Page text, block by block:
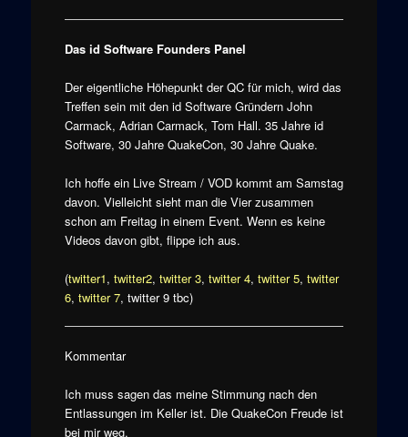
Das id Software Founders Panel
Der eigentliche Höhepunkt der QC für mich, wird das
Treffen sein mit den id Software Gründern John
Carmack, Adrian Carmack, Tom Hall. 35 Jahre id
Software, 30 Jahre QuakeCon, 30 Jahre Quake.
Ich hoffe ein Live Stream / VOD kommt am Samstag
davon. Vielleicht sieht man die Vier zusammen
schon am Freitag in einem Event. Wenn es keine
Videos davon gibt, flippe ich aus.
(twitter1, twitter2, twitter 3, twitter 4, twitter 5, twitter
6, twitter 7, twitter 9 tbc)
Kommentar
Ich muss sagen das meine Stimmung nach den
Entlassungen im Keller ist. Die QuakeCon Freude ist
bei mir weg.